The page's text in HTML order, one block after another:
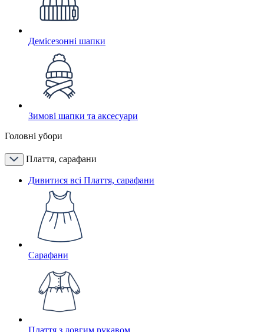
Демісезонні шапки
Зимові шапки та аксесуари
Головні убори
Плаття, сарафани
Дивитися всі Плаття, сарафани
Сарафани
Плаття з довгим рукавом